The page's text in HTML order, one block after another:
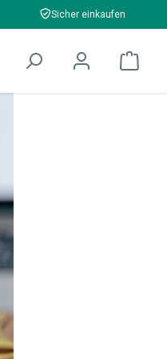
Sicher einkaufen